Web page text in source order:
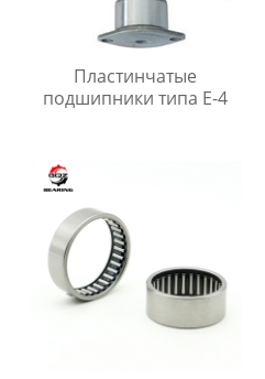
Пластинчатые
подшипники типа E-4